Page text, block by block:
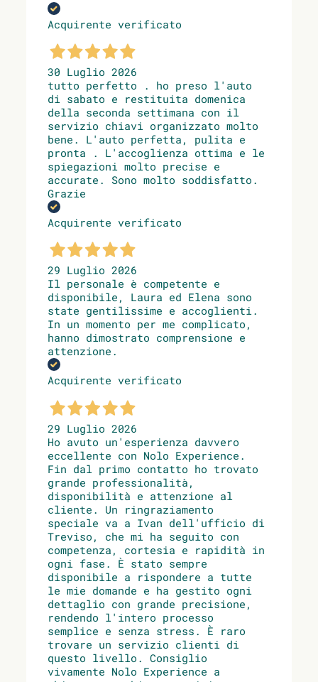
Acquirente verificato
30 Luglio 2026
tutto perfetto . ho preso l'auto
di sabato e restituita domenica
della seconda settimana con il
servizio chiavi organizzato molto
bene. L'auto perfetta, pulita e
pronta . L'accoglienza ottima e le
spiegazioni molto precise e
accurate. Sono molto soddisfatto.
Grazie
Acquirente verificato
29 Luglio 2026
Il personale è competente e
disponibile, Laura ed Elena sono
state gentilissime e accoglienti.
In un momento per me complicato,
hanno dimostrato comprensione e
attenzione.
Acquirente verificato
29 Luglio 2026
Ho avuto un'esperienza davvero
eccellente con Nolo Experience.
Fin dal primo contatto ho trovato
grande professionalità,
disponibilità e attenzione al
cliente. Un ringraziamento
speciale va a Ivan dell'ufficio di
Treviso, che mi ha seguito con
competenza, cortesia e rapidità in
ogni fase. È stato sempre
disponibile a rispondere a tutte
le mie domande e ha gestito ogni
dettaglio con grande precisione,
rendendo l'intero processo
semplice e senza stress. È raro
trovare un servizio clienti di
questo livello. Consiglio
vivamente Nolo Experience a